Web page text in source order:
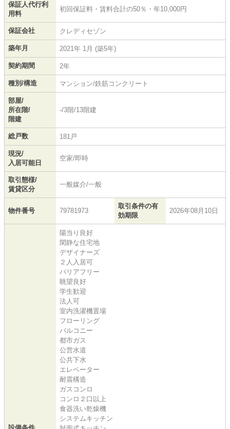
保証人代行利
用料
初回保証料・賃料合計の50％・年10,000円
保証会社 クレディセゾン
築年月 2021年 1月 (築5年)
契約期間 2年
種別/構造 マンション/鉄筋コンクリート
部屋/
所在階/
階建
-/3階/13階建
総戸数 181戸
現況/
入居可能日
空家/即時
取引態様/
賃貸区分
一般媒介/一般
物件番号 79781973
取引条件の有
効期限
2026年08月10日
陽当り良好
閑静な住宅地
デザイナーズ
２人入居可
バリアフリー
眺望良好
学生歓迎
法人可
室内洗濯機置場
フローリング
バルコニー
都市ガス
公営水道
公共下水
エレベーター
耐震構造
ガスコンロ
コンロ２口以上
食器洗い乾燥機
システムキッチン